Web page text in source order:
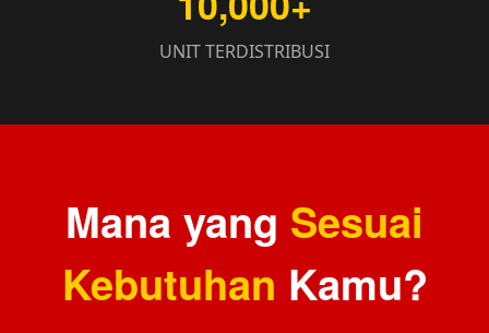
UNIT TERDISTRIBUSI
Mana yang Sesuai
Kebutuhan Kamu?